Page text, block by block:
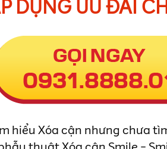
DỤNG ƯU ĐÃI
hiểu Xóa cận nhưng chưa